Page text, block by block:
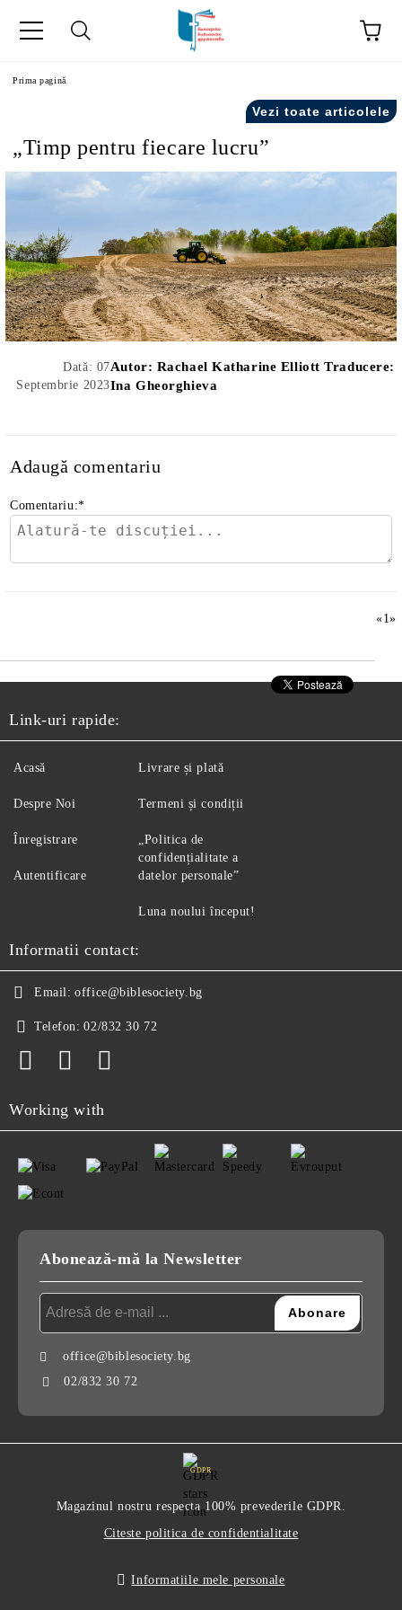
Prima pagină
Vezi toate articolele
„Timp pentru fiecare lucru”
Dată: 07
Septembrie 2023
Autor: Rachael Katharine Elliott Traducere:
Ina Gheorghieva
Adaugă comentariu
Comentariu:*
«1»
Link-uri rapide:
Acasă
Despre Noi
Înregistrare
Autentificare
Livrare și plată
Termeni și condiții
„Politica de
confidențialitate a
datelor personale”
Luna noului început!
Informatii contact:
Email: office@biblesociety.bg
Telefon: 02/832 30 72
Working with
Abonează-mă la Newsletter
office@biblesociety.bg
02/832 30 72
GDPR
Magazinul nostru respecta 100% prevederile GDPR.
Citeste politica de confidentialitate
Informatiile mele personale